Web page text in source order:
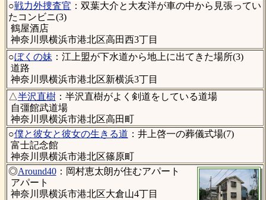
○戦力外捜査官 ：双葉大介と大友洋が車の中から見張ってい
たコンビニ(3)
鶴屋酒店
神奈川県横浜市港北区高田西3丁目
○ぼくの妹 ：江上盟が下水道から地上に出てきた場所(3)
道路
神奈川県横浜市港北区新横浜3丁目
△半沢直樹：半沢直樹がよく剣道をしている道場
自彊館武道場
神奈川県横浜市港北区高田町
○僕と彼女と彼女の生きる道 ：井上啓一の葬儀式場(7)
富士記念館
神奈川県横浜市港北区篠原町
◎Around40：岡村恵太朗が住むアパート
アパート
神奈川県横浜市港北区大倉山4丁目